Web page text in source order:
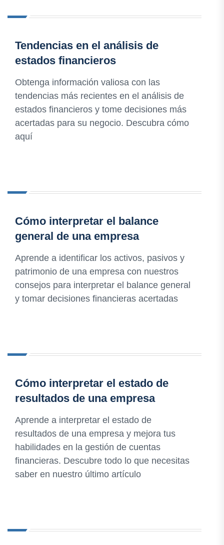
Tendencias en el análisis de
estados financieros
Obtenga información valiosa con las
tendencias más recientes en el análisis de
estados financieros y tome decisiones más
acertadas para su negocio. Descubra cómo
aquí
Cómo interpretar el balance
general de una empresa
Aprende a identificar los activos, pasivos y
patrimonio de una empresa con nuestros
consejos para interpretar el balance general
y tomar decisiones financieras acertadas
Cómo interpretar el estado de
resultados de una empresa
Aprende a interpretar el estado de
resultados de una empresa y mejora tus
habilidades en la gestión de cuentas
financieras. Descubre todo lo que necesitas
saber en nuestro último artículo